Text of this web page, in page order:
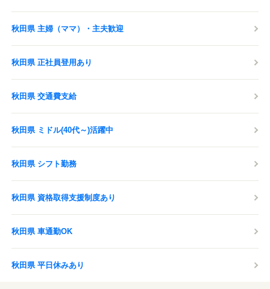
秋田県 主婦（ママ）・主夫歓迎
秋田県 正社員登用あり
秋田県 交通費支給
秋田県 ミドル(40代～)活躍中
秋田県 シフト勤務
秋田県 資格取得支援制度あり
秋田県 車通勤OK
秋田県 平日休みあり